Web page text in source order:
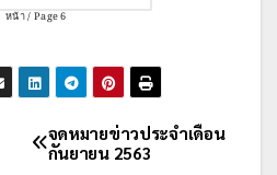
หน้า / Page 6
จดหมายข่าวประจำเดือน
กันยายน 2563